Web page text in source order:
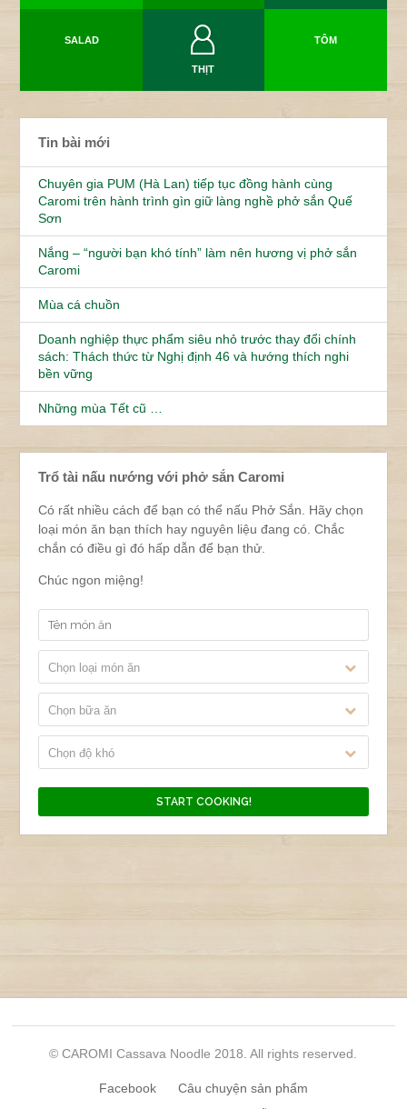
SALAD
THỊT
TÔM
Tin bài mới
Chuyên gia PUM (Hà Lan) tiếp tục đồng hành cùng
Caromi trên hành trình gìn giữ làng nghề phở sắn Quế
Sơn
Nắng – “người bạn khó tính” làm nên hương vị phở sắn
Caromi
Mùa cá chuồn
Doanh nghiệp thực phẩm siêu nhỏ trước thay đổi chính
sách: Thách thức từ Nghị định 46 và hướng thích nghi
bền vững
Những mùa Tết cũ …
Trổ tài nấu nướng với phở sắn Caromi
Có rất nhiều cách để bạn có thể nấu Phở Sắn. Hãy chọn
loại món ăn bạn thích hay nguyên liệu đang có. Chắc
chắn có điều gì đó hấp dẫn để bạn thử.
Chúc ngon miệng!
Chọn loại món ăn
Chọn bữa ăn
Chọn độ khó
© CAROMI Cassava Noodle 2018. All rights reserved.
Facebook
Câu chuyện sản phẩm